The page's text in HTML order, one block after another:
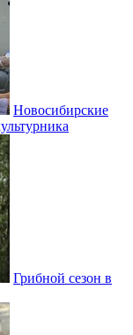
Новосибирские
Грибной сезон в